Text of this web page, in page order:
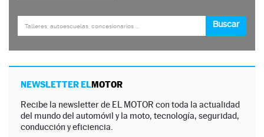
NEWSLETTER ELMOTOR
Recibe la newsletter de EL MOTOR con toda la actualidad
del mundo del automóvil y la moto, tecnología, seguridad,
conducción y eficiencia.